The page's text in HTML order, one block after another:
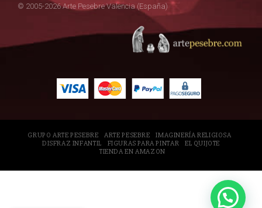
© 2005-2026 Arte Pesebre Valencia (España)
GRUPO ARTE PESEBRE ARTE PESEBRE
IMAGINERÍA RELIGIOSA
DISFRAZ INFANTIL
FIGURAS PARA PINTAR
EL QUIJOTE
TIENDA EN AMAZON